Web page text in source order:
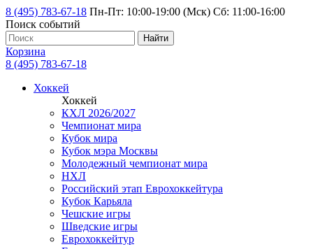
8 (495) 783-67-18 Пн-Пт: 10:00-19:00 (Мск) Сб: 11:00-16:00
Поиск событий
Найти
Корзина
8 (495) 783-67-18
Хоккей
Хоккей
КХЛ 2026/2027
Чемпионат мира
Кубок мира
Кубок мэра Москвы
Молодежный чемпионат мира
НХЛ
Российский этап Еврохоккейтура
Кубок Карьяла
Чешские игры
Шведские игры
Еврохоккейтур